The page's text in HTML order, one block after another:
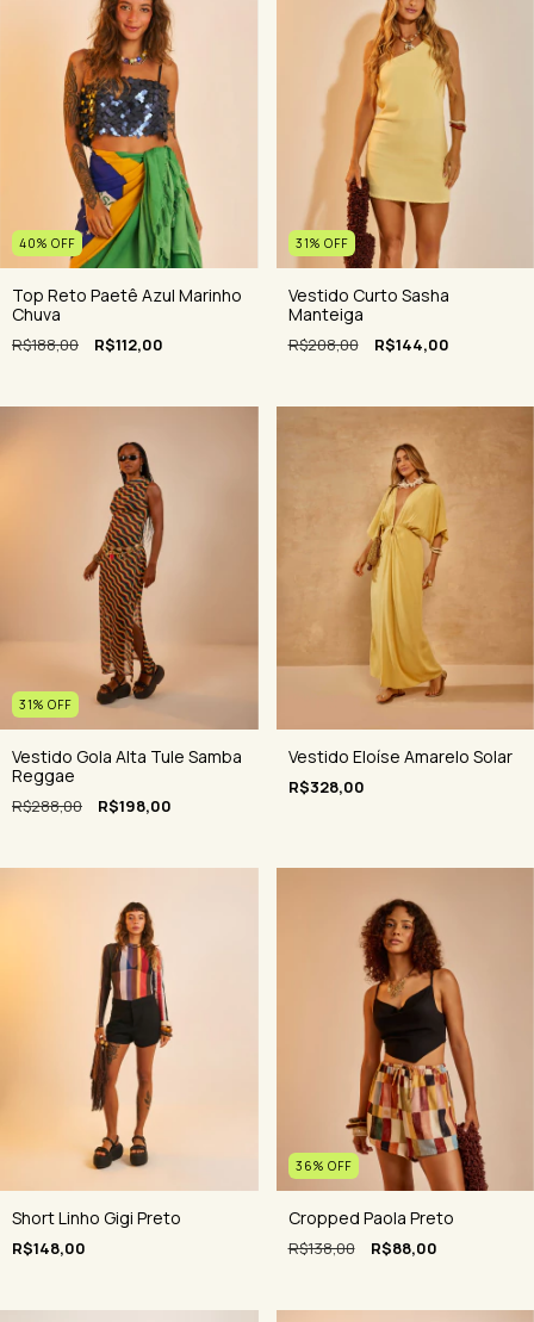
40% OFF
Top Reto Paetê Azul Marinho
Chuva
R$188,00 R$112,00
31% OFF
Vestido Curto Sasha
Manteiga
R$208,00 R$144,00
31% OFF
Vestido Gola Alta Tule Samba
Reggae
R$288,00 R$198,00
Vestido Eloíse Amarelo Solar
R$328,00
Short Linho Gigi Preto
R$148,00
36% OFF
Cropped Paola Preto
R$138,00 R$88,00